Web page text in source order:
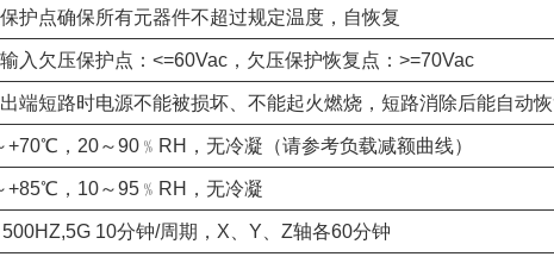
护点确保所有元器件不超过规定温度，自恢复
入欠压保护点：<=60Vac，欠压保护恢复点：>=70Vac
端短路时电源不能被损坏、不能起火燃烧，短路消除后能自动
+70℃，20～90﹪RH，无冷凝（请参考负载减额曲线）
+85℃，10～95﹪RH，无冷凝
10分钟/周期，X、Y、Z轴各60分钟